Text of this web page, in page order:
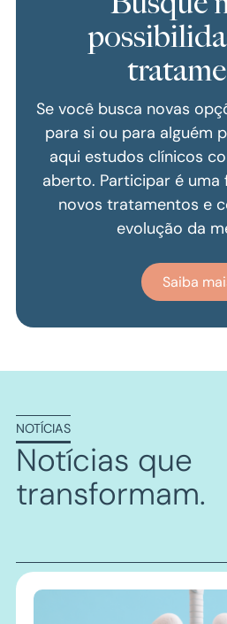
Se você busca novas
para si ou para alguém
aqui estudos clínicos
aberto. Participar é
novos tratamentos e
evolução da
Saiba
NOTÍCIAS
Notícias que
transformam.